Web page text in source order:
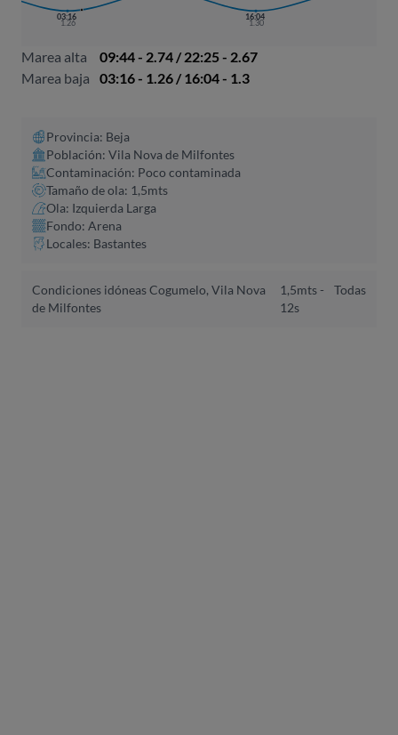
03:16
1.26
16:04
1.30
Marea alta
09:44 - 2.74 / 22:25 - 2.67
Marea baja
03:16 - 1.26 / 16:04 - 1.3
Provincia: Beja
Población: Vila Nova de Milfontes
Contaminación: Poco contaminada
Tamaño de ola: 1,5mts
Ola: Izquierda Larga
Fondo: Arena
Locales: Bastantes
Condiciones idóneas Cogumelo, Vila Nova
de Milfontes
1,5mts -
12s
Todas